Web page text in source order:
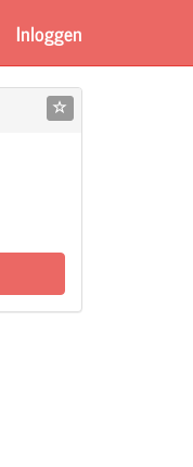
Inloggen